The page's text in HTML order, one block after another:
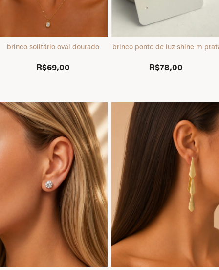
brinco solitário oval dourado
R$69,00
brinco ponto de luz shine m
R$78,00